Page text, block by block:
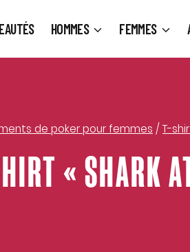
HOMMES FEMMES
de poker pour femmes /T-
« SHARK